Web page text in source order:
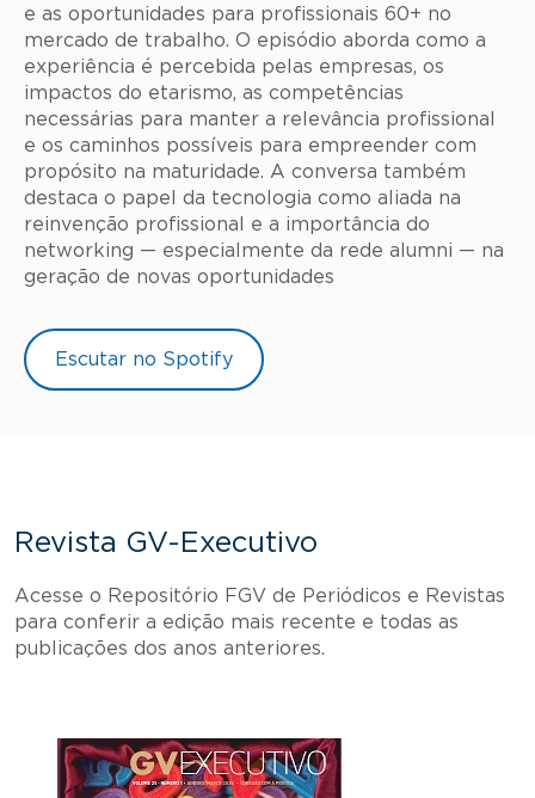
e as oportunidades para profissionais 60+ no
mercado de trabalho. O episódio aborda como a
experiência é percebida pelas empresas, os
impactos do etarismo, as competências
necessárias para manter a relevância profissional
e os caminhos possíveis para empreender com
propósito na maturidade. A conversa também
destaca o papel da tecnologia como aliada na
reinvenção profissional e a importância do
networking — especialmente da rede alumni — na
geração de novas oportunidades
Escutar no Spotify
Revista GV-Executivo
Acesse o Repositório FGV de Periódicos e Revistas
para conferir a edição mais recente e todas as
publicações dos anos anteriores.